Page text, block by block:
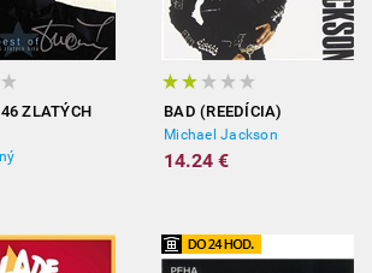
ZLATÝCH
BAD (REEDÍCIA)
Michael Jackson
14.24 €